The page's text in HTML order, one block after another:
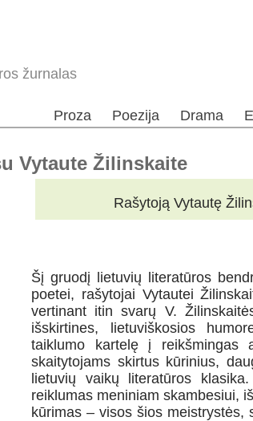
žurnalas
Proza Poezija Drama
Vytaute Žilinskaite
Rašytoją Vytautę
Šį gruodį lietuvių literatūros
poetei, rašytojai Vytautei
vertinant itin svarų V.
išskirtines, lietuviškosios
taiklumo kartelę į reikšmingas
skaitytojams skirtus kūrinius,
lietuvių vaikų literatūros
reiklumas meniniam skambesiui,
kūrimas – visos šios meistrystės,